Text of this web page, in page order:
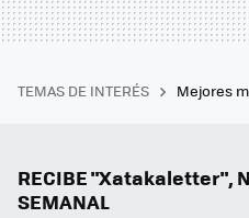
TEMAS DE INTERÉS Mejores
RECIBE "Xatakaletter",
SEMANAL